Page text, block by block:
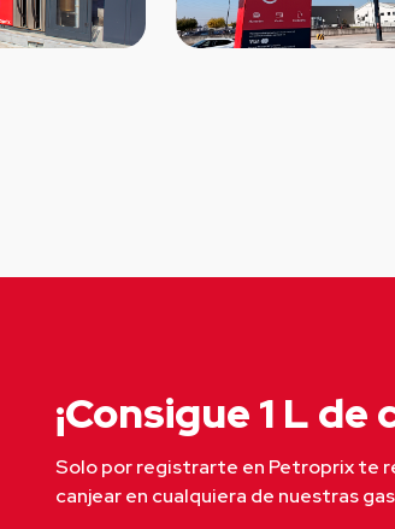
¡Consigue 1 L
Solo por registrarte en Petroprix te
canjear en cualquiera de nuestras